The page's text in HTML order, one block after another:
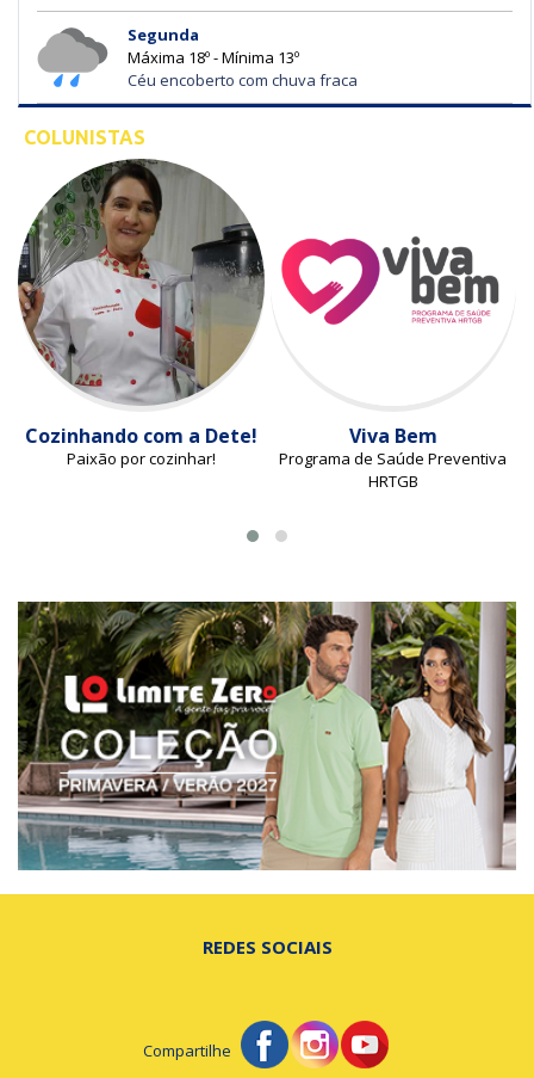
Segunda
Máxima 18º - Mínima 13º
Céu encoberto com chuva fraca
COLUNISTAS
Cozinhando com a Dete!
Paixão por cozinhar!
Viva Bem
Programa de Saúde Preventiva
HRTGB
REDES SOCIAIS
Compartilhe